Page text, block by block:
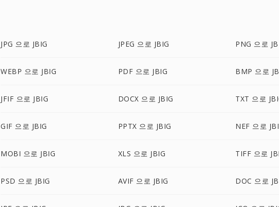
JPG 으로 JBIG JPEG 으로 JBIG PNG 으로
WEBP 으로 JBIG PDF 으로 JBIG BMP 으로
JFIF 으로 JBIG DOCX 으로 JBIG TXT 으로
GIF 으로 JBIG PPTX 으로 JBIG NEF 으로
MOBI 으로 JBIG XLS 으로 JBIG TIFF 으로
PSD 으로 JBIG AVIF 으로 JBIG DOC 으로